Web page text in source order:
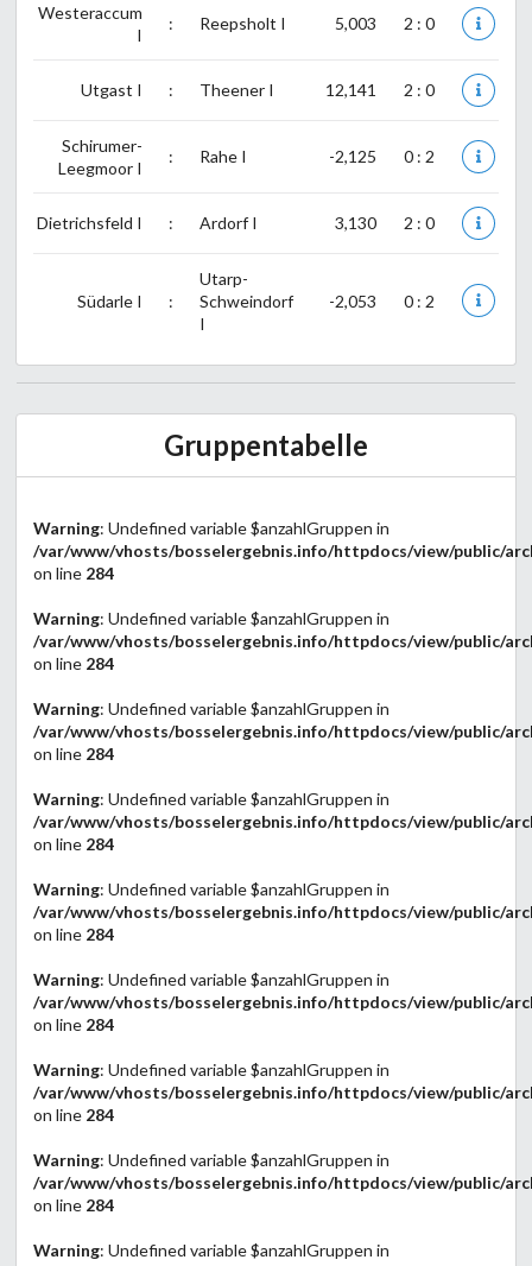
Westeraccum
I
: Reepsholt I 5,003 2 : 0
Utgast I : Theener I 12,141 2 : 0
Schirumer-
Leegmoor I
: Rahe I -2,125 0 : 2
Dietrichsfeld I : Ardorf I 3,130 2 : 0
Südarle I :
Utarp-
Schweindorf
I
-2,053 0 : 2
Gruppentabelle
Warning: Undefined variable $anzahlGruppen in
/var/www/vhosts/bosselergebnis.info/httpdocs/view/public/
on line 284
Warning: Undefined variable $anzahlGruppen in
/var/www/vhosts/bosselergebnis.info/httpdocs/view/public/
on line 284
Warning: Undefined variable $anzahlGruppen in
/var/www/vhosts/bosselergebnis.info/httpdocs/view/public/
on line 284
Warning: Undefined variable $anzahlGruppen in
/var/www/vhosts/bosselergebnis.info/httpdocs/view/public/
on line 284
Warning: Undefined variable $anzahlGruppen in
/var/www/vhosts/bosselergebnis.info/httpdocs/view/public/
on line 284
Warning: Undefined variable $anzahlGruppen in
/var/www/vhosts/bosselergebnis.info/httpdocs/view/public/
on line 284
Warning: Undefined variable $anzahlGruppen in
/var/www/vhosts/bosselergebnis.info/httpdocs/view/public/
on line 284
Warning: Undefined variable $anzahlGruppen in
/var/www/vhosts/bosselergebnis.info/httpdocs/view/public/
on line 284
Warning: Undefined variable $anzahlGruppen in